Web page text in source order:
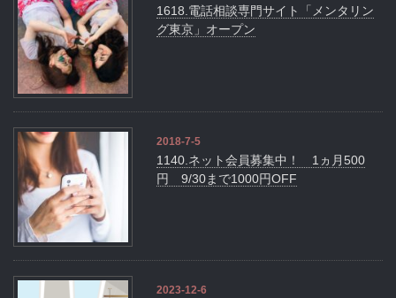
1618.電話相談専門サイト「メンタリン
グ東京」オープン
2018-7-5
1140.ネット会員募集中！ 1ヵ月500
円 9/30まで1000円OFF
2023-12-6